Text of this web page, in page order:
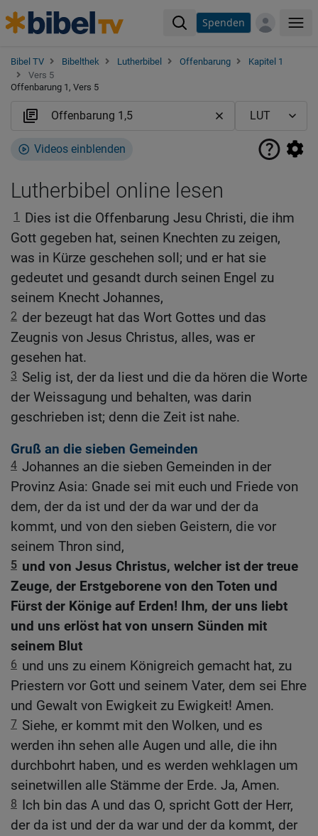
Spenden
Bibel TV Bibelthek Lutherbibel Offenbarung
Kapitel 1
Vers 5
Offenbarung 1, Vers 5
Videos einblenden
Lutherbibel online lesen
1 Dies ist die Offenbarung Jesu Christi, die ihm
Gott gegeben hat, seinen Knechten zu zeigen,
was in Kürze geschehen soll; und er hat sie
gedeutet und gesandt durch seinen Engel zu
seinem Knecht Johannes,
2 der bezeugt hat das Wort Gottes und das
Zeugnis von Jesus Christus, alles, was er
gesehen hat.
3 Selig ist, der da liest und die da hören die Worte
der Weissagung und behalten, was darin
geschrieben ist; denn die Zeit ist nahe.
Gruß an die sieben Gemeinden
4 Johannes an die sieben Gemeinden in der
Provinz Asia: Gnade sei mit euch und Friede von
dem, der da ist und der da war und der da
kommt, und von den sieben Geistern, die vor
seinem Thron sind,
5 und von Jesus Christus, welcher ist der treue
Zeuge, der Erstgeborene von den Toten und
Fürst der Könige auf Erden! Ihm, der uns liebt
und uns erlöst hat von unsern Sünden mit
seinem Blut
6 und uns zu einem Königreich gemacht hat, zu
Priestern vor Gott und seinem Vater, dem sei Ehre
und Gewalt von Ewigkeit zu Ewigkeit! Amen.
7 Siehe, er kommt mit den Wolken, und es
werden ihn sehen alle Augen und alle, die ihn
durchbohrt haben, und es werden wehklagen um
seinetwillen alle Stämme der Erde. Ja, Amen.
8 Ich bin das A und das O, spricht Gott der Herr,
der da ist und der da war und der da kommt, der